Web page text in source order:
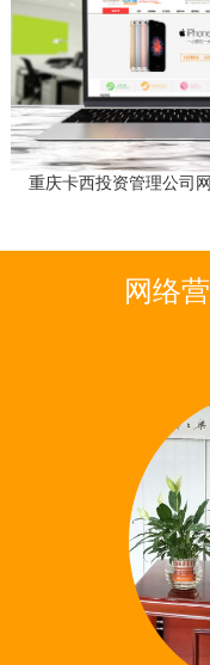
重庆卡西投资管理公司
网络